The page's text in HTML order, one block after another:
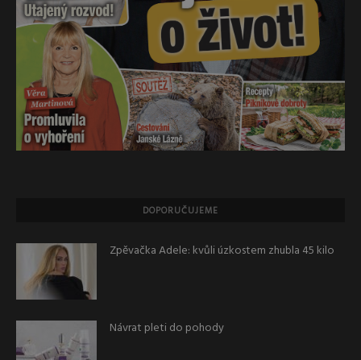
DOPORUČUJEME
Zpěvačka Adele: kvůli úzkostem zhubla 45 kilo
Návrat pleti do pohody